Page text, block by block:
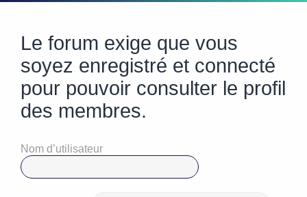
Le forum exige que vous
soyez enregistré et connecté
pour pouvoir consulter le profil
des membres.
Nom d’utilisateur